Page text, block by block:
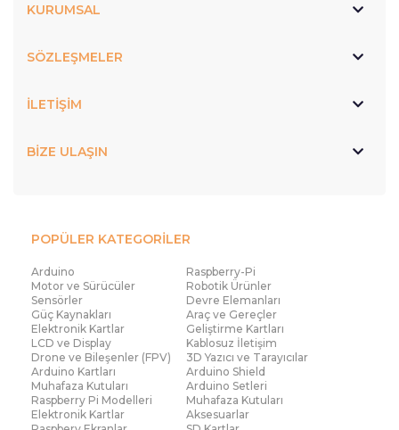
KURUMSAL
SÖZLEŞMELER
İLETİŞİM
BİZE ULAŞIN
POPÜLER KATEGORİLER
Arduino
Raspberry-Pi
Motor ve Sürücüler
Robotik Ürünler
Sensörler
Devre Elemanları
Güç Kaynakları
Araç ve Gereçler
Elektronik Kartlar
Geliştirme Kartları
LCD ve Display
Kablosuz İletişim
Drone ve Bileşenler (FPV)
3D Yazıcı ve Tarayıcılar
Arduino Kartları
Arduino Shield
Muhafaza Kutuları
Arduino Setleri
Raspberry Pi Modelleri
Muhafaza Kutuları
Elektronik Kartlar
Aksesuarlar